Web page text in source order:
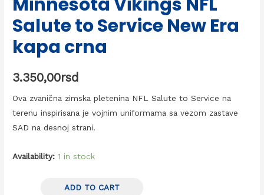
Salute to Service New Era
kapa crna
3.350,00rsd
Ova zvanična zimska pletenina NFL Salute to Service na
terenu inspirisana je vojnim uniformama sa vezom zastave
SAD na desnoj strani.
Availability: 1 in stock
ADD TO CART